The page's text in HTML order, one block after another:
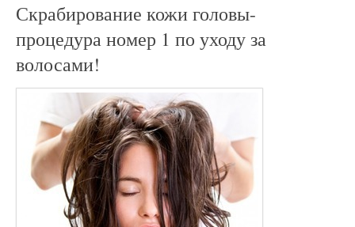
Скрабирование кожи головы-
процедура номер 1 по уходу за
волосами!